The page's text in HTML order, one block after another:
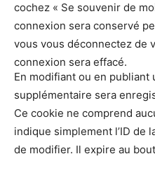
cochez « Se souvenir de
connexion sera conservé
vous vous déconnectez de
connexion sera effacé.
En modifiant ou en
supplémentaire sera
Ce cookie ne comprend
indique simplement l’ID de
de modifier. Il expire au bout